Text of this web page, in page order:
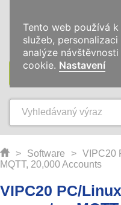
> Software > VIPC20
MQTT, 20,000 Accounts
VIPC20 PC/
Tento web používá
služeb, personalizaci
analýze
cookie. Nastavení